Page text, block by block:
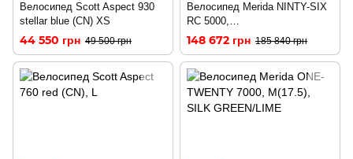
Велосипед Scott Aspect 930
stellar blue (CN) XS
44 550 грн 49 500 грн
Велосипед Merida NINTY-SIX
RC 5000,
L(18.5),ORANGE(BLACK)
148 672 грн 185 840 грн